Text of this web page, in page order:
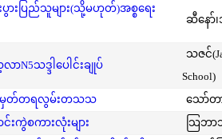
ပွားပြည်သူများ(သို့မဟုတ်)အစ္စရေး
ဆီနော်၊
N5သဒ္ဒါပေါင်းချုပ်
သဇင်
School)
မှတ်တရလွမ်းတသသ
သော်တ
းကွဲစကားလုံးများ
သြဘာ